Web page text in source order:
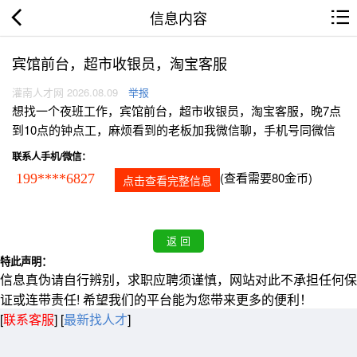
信息内容
宾馆前台，超市收银员，淘宝客服
灌南人才网 2026.08.09 举报
想找一个夜班工作，宾馆前台，超市收银员，淘宝客服，晚7点
到10点的钟点工，麻烦看到的老板加我微信聊，手机号同微信
联系人手机/微信：
199****6827 点击查看完整信息 (查看需要80金币)
特此声明：
信息真伪请自行辨别，求职应聘须谨慎，网站对此不承担任何保
证或连带责任! 希望我们的平台能为您带来更多的便利！
[联系客服] [最新找人才]